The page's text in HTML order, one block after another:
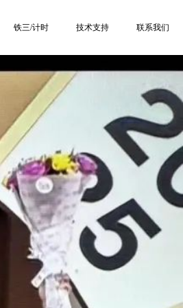
铁三/计时 技术支持 联系我们